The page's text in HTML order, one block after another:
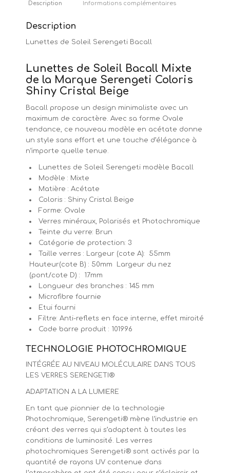
Description Informations complémentaires
Description
Lunettes de Soleil Serengeti Bacall
Lunettes de Soleil Bacall Mixte
de la Marque Serengeti Coloris
Shiny Cristal Beige
Bacall propose un design minimaliste avec un
maximum de caractère. Avec sa forme Ovale
tendance, ce nouveau modèle en acétate donne
un style sans effort et une touche d’élégance à
n’importe quelle tenue.
Lunettes de Soleil Serengeti modèle Bacall
Modèle : Mixte
Matière : Acétate
Coloris : Shiny Cristal Beige
Forme: Ovale
Verres minéraux, Polarisés et Photochromique
Teinte du verre: Brun
Catégorie de protection: 3
Taille verres : Largeur (cote A): 55mm
Hauteur(cote B) : 50mm Largeur du nez
(pont/cote D) : 17mm
Longueur des branches : 145 mm
Microfibre fournie
Etui fourni
Filtre: Anti-reflets en face interne, effet miroité
Code barre produit : 101996
TECHNOLOGIE PHOTOCHROMIQUE
INTÉGRÉE AU NIVEAU MOLÉCULAIRE DANS TOUS
LES VERRES SERENGETI®
ADAPTATION A LA LUMIERE
En tant que pionnier de la technologie
Photochromique, Serengeti® mène l’industrie en
créant des verres qui s’adaptent à toutes les
conditions de luminosité. Les verres
photochromiques Serengeti® sont activés par la
quantité de rayons UV contenue dans